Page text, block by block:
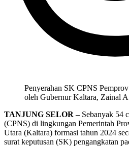
Penyerahan SK CPNS
oleh Gubernur Kaltara, Zainal
TANJUNG SELOR –Sebanyak 54
(CPNS) di lingkungan Pemerintah
Utara (Kaltara) formasi tahun 2024
surat keputusan (SK) pengangkatan